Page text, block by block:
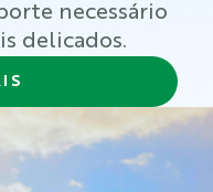
necessário
delicados.